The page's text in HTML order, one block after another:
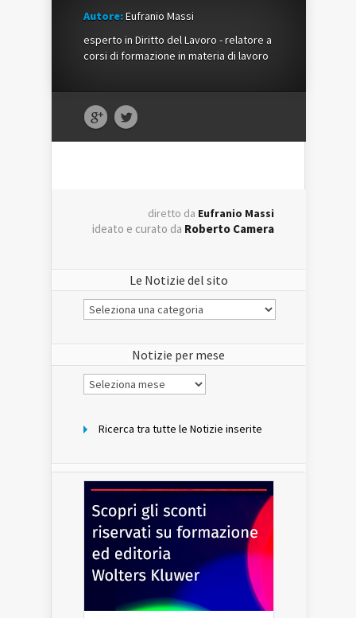
Autore:Eufranio Massi
esperto in Diritto del Lavoro - relatore a
corsi di formazione in materia di lavoro
diretto da Eufranio Massi
ideato e curato da Roberto Camera
Le Notizie del sito
Le
Notizie
Notizie per mese
Notizie
per
Ricerca tra tutte le Notizie inserite